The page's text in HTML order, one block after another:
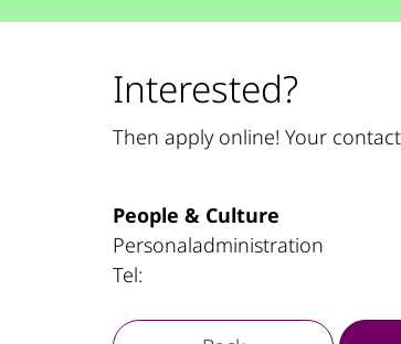
Interested?
Then apply online! Your
People & Culture
Personaladministration
Tel: